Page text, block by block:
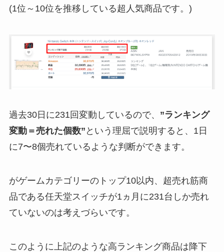
(1位～10位を推移している超人気商品です。)
過去30日に231回変動しているので、 ”ランキング
変動＝売れた個数” という理屈で説明すると、1日
に7〜8個売れているような判断ができます。
がゲームカテゴリーのトップ10以内、超売れ筋商
品である任天堂スイッチが1ヵ月に231台しか売れ
ていないのは考えづらいです。
このように上記のような高ランキング商品は降下